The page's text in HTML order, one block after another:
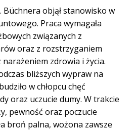
Büchnera objął stanowisko w
Praca wymagała
związanych z
oraz z rozstrzyganiem
zdrowia i życia.
bliższych wypraw na
w chłopcu chęć
oraz uczucie dumy. W trakcie
pewność oraz poczucie
broń palna, wożona zawsze